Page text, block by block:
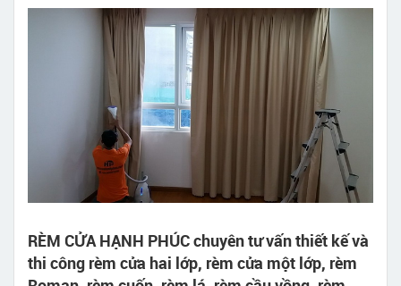
RÈM CỬA HẠNH PHÚC chuyên tư vấn thiết kế và
thi công rèm cửa hai lớp, rèm cửa một lớp, rèm